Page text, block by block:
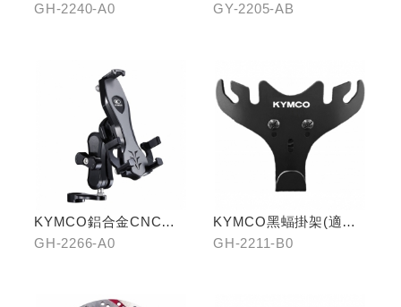
GH-2240-A0
GY-2205-AB
KYMCO鋁合金CNC減
震手機架
GH-2266-A0
KYMCO黑蝠掛架(適用
原車可收折掛
GH-2211-B0